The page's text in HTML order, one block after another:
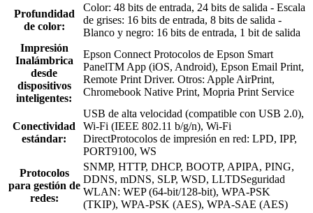
Profundidad
de color:
Color: 48 bits de entrada, 24 bits de salida - Escala
de grises: 16 bits de entrada, 8 bits de salida -
Blanco y negro: 16 bits de entrada, 1 bit de salida
Impresión
Inalámbrica
desde
dispositivos
inteligentes:
Epson Connect Protocolos de Epson Smart
PanelTM App (iOS, Android), Epson Email Print,
Remote Print Driver. Otros: Apple AirPrint,
Chromebook Native Print, Mopria Print Service
Conectividad
estándar:
USB de alta velocidad (compatible con USB 2.0),
Wi-Fi (IEEE 802.11 b/g/n), Wi-Fi
DirectProtocolos de impresión en red: LPD, IPP,
PORT9100, WS
Protocolos
para gestión de
redes:
SNMP, HTTP, DHCP, BOOTP, APIPA, PING,
DDNS, mDNS, SLP, WSD, LLTDSeguridad
WLAN: WEP (64-bit/128-bit), WPA-PSK
(TKIP), WPA-PSK (AES), WPA-SAE (AES)